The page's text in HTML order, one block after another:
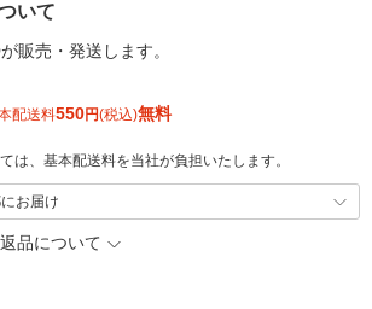
いて
が販売・発送します。
配送料550円(税込)無料
は、基本配送料を当社が負担いたします。
お届け
品について